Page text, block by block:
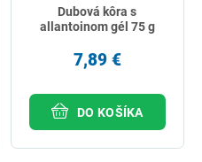
Dubová kôra s
allantoinom gél 75 g
7,89 €
DO KOŠÍKA